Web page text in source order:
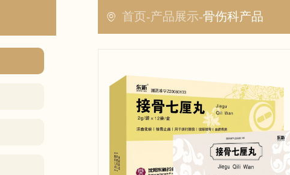
首页-产品展示-骨伤科产品